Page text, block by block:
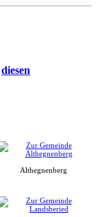
diesen
Althegnenberg